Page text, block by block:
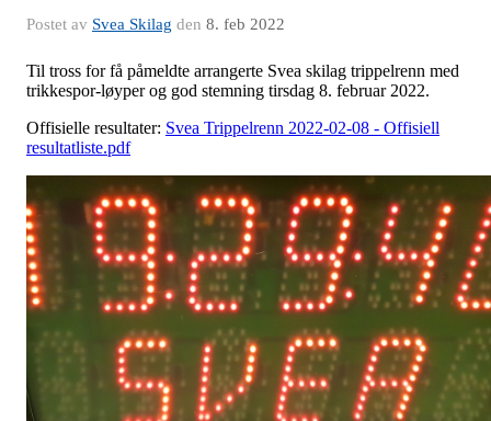
Postet av Svea Skilag den 8. feb 2022
Til tross for få påmeldte arrangerte Svea skilag trippelrenn med
trikkespor-løyper og god stemning tirsdag 8. februar 2022.
Offisielle resultater: Svea Trippelrenn 2022-02-08 - Offisiell
resultatliste.pdf